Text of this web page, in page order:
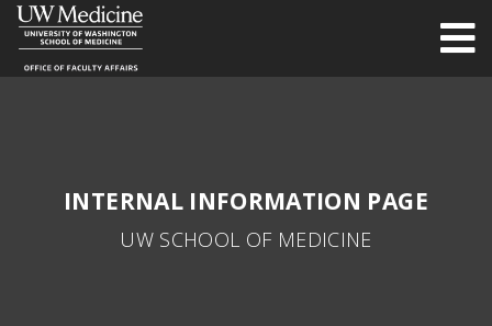
INTERNAL INFORMATION PAGE
UW SCHOOL OF MEDICINE